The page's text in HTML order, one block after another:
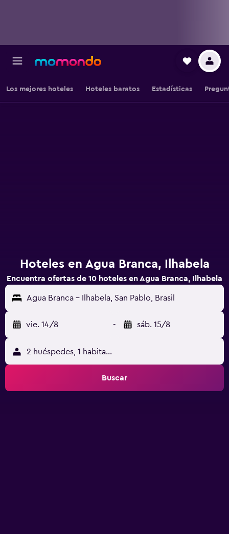
Los mejores hoteles Hoteles baratos Estadísticas
Hoteles en Agua Branca, Ilhabela
Encuentra ofertas de 10 hoteles en Agua Branca, Ilhabela
Agua Branca - Ilhabela, San Pablo, Brasil
vie. 14/8 - sáb. 15/8
2 huéspedes, 1 habitación
Buscar